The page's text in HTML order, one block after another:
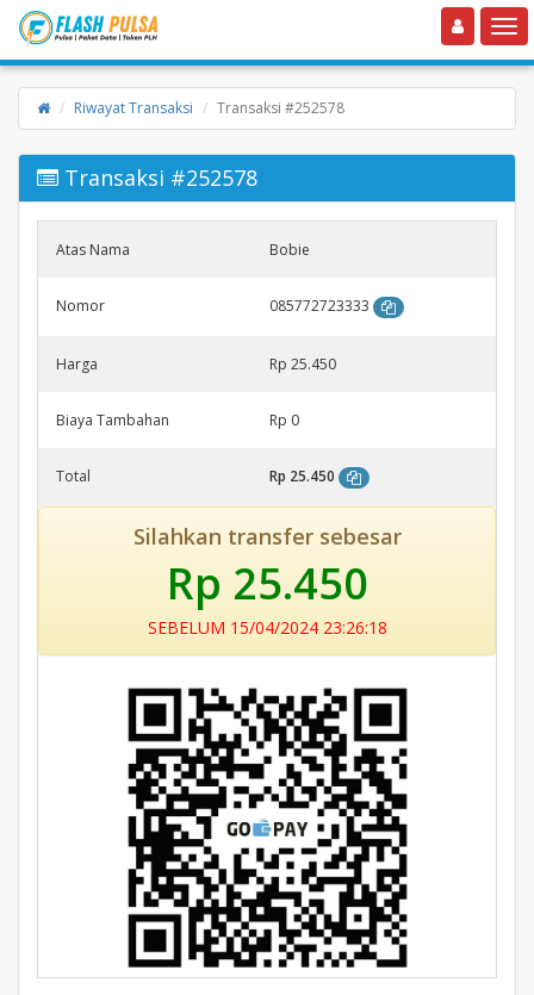
Toggle navigation
Riwayat Transaksi Transaksi #252578
Transaksi #252578
Atas Nama Bobie
Nomor 085772723333
Harga Rp 25.450
Biaya Tambahan Rp 0
Total Rp 25.450
Silahkan transfer sebesar
Rp 25.450
SEBELUM 15/04/2024 23:26:18